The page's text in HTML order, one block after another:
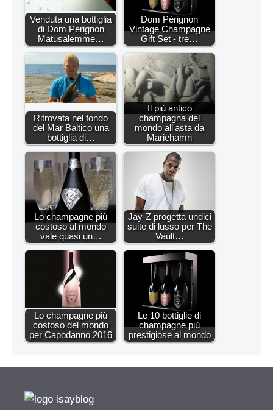
Venduta una bottiglia
di Dom Perignon
Matusalemme…
Dom Pérignon
Vintage Champagne
Gift Set - tre…
Ritrovata nel fondo
del Mar Baltico una
bottiglia di…
Il più antico
champagna del
mondo all'asta da
Mariehamn
Lo champagne più
costoso al mondo
vale quasi un…
Jay-Z progetta undici
suite di lusso per The
Vault…
Lo champagne più
costoso del mondo
per Capodanno 2016
Le 10 bottiglie di
champagne più
prestigiose al mondo